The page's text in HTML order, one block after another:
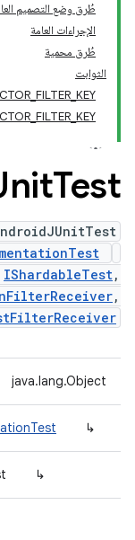
طُرق وضع التصميم
الإجراءات العامة
طُرق محمية
الثوابت
Test
IShardableTest,
,
java.lang.Object
↳
↳